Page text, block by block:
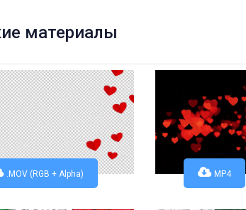
материалы
.MOV (RGB + Alpha) MP4